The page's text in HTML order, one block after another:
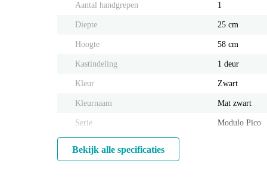
Aantal handgrepen 1
Diepte 25 cm
Hoogte 58 cm
Kastindeling 1 deur
Kleur Zwart
Kleurnaam Mat zwart
Serie Modulo Pico
Bekijk alle specificaties